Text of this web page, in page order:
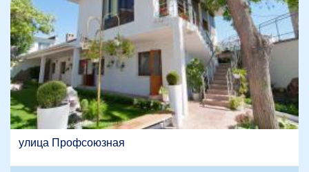
улица Профсоюзная